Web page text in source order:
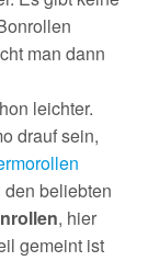
man dann
leichter.
drauf sein,
beliebten
, hier
gemeint ist